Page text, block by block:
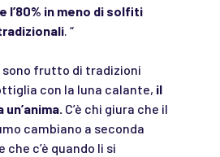
l’80% in meno di solfiti
. “
sono frutto di tradizioni
con la luna calante, il
C’è chi giura che il
cambiano a seconda
c’è quando li si